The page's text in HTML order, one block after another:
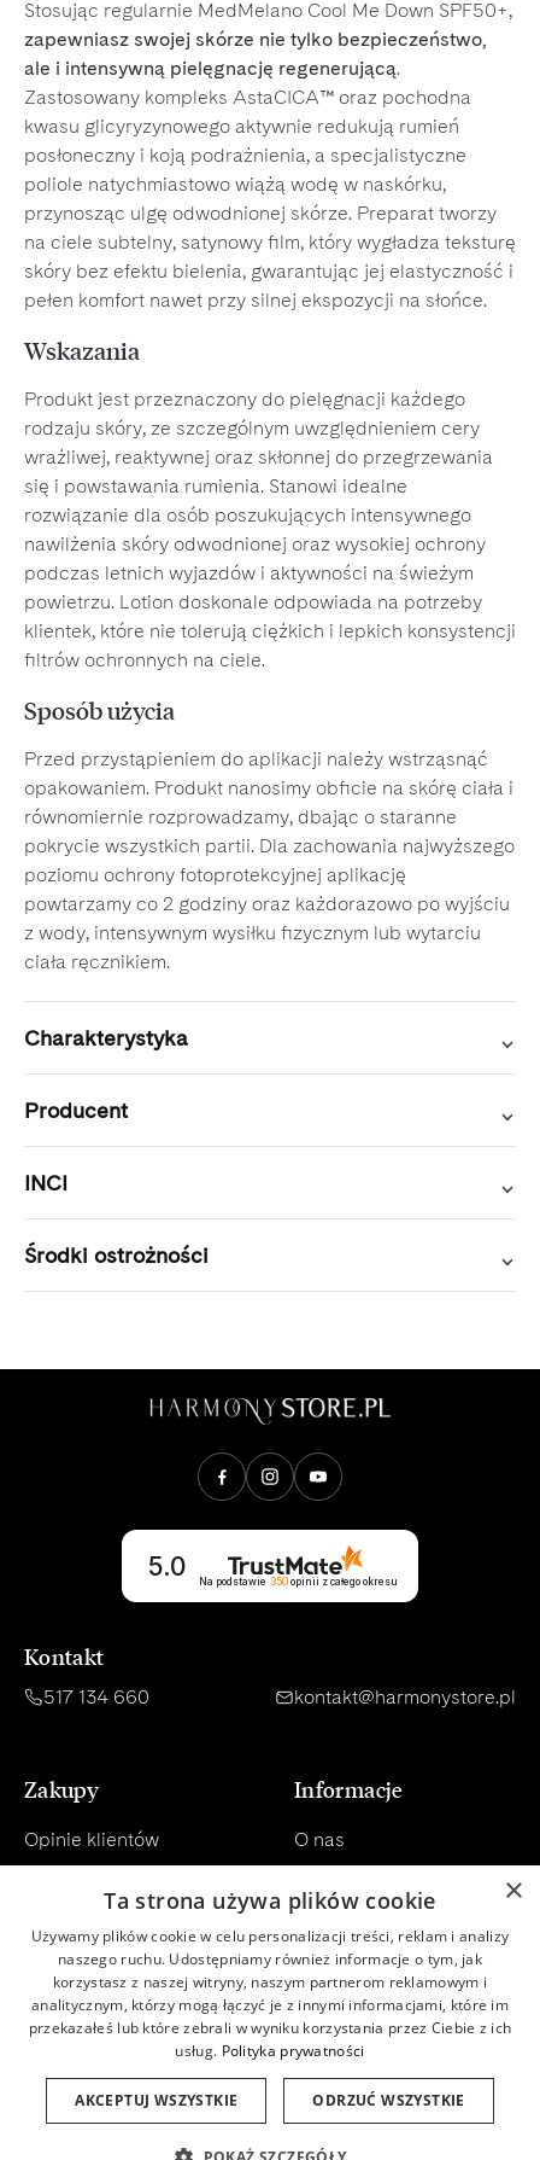
Stosując regularnie MedMelano Cool Me Down SPF50+,
zapewniasz swojej skórze nie tylko bezpieczeństwo,
ale i intensywną pielęgnację regenerującą.
Zastosowany kompleks AstaCICA™ oraz pochodna
kwasu glicyryzynowego aktywnie redukują rumień
posłoneczny i koją podrażnienia, a specjalistyczne
poliole natychmiastowo wiążą wodę w naskórku,
przynosząc ulgę odwodnionej skórze. Preparat tworzy
na ciele subtelny, satynowy film, który wygładza teksturę
skóry bez efektu bielenia, gwarantując jej elastyczność i
pełen komfort nawet przy silnej ekspozycji na słońce.
Wskazania
Produkt jest przeznaczony do pielęgnacji każdego
rodzaju skóry, ze szczególnym uwzględnieniem cery
wrażliwej, reaktywnej oraz skłonnej do przegrzewania
się i powstawania rumienia. Stanowi idealne
rozwiązanie dla osób poszukujących intensywnego
nawilżenia skóry odwodnionej oraz wysokiej ochrony
podczas letnich wyjazdów i aktywności na świeżym
powietrzu. Lotion doskonale odpowiada na potrzeby
klientek, które nie tolerują ciężkich i lepkich konsystencji
filtrów ochronnych na ciele.
Sposób użycia
Przed przystąpieniem do aplikacji należy wstrząsnąć
opakowaniem. Produkt nanosimy obficie na skórę ciała i
równomiernie rozprowadzamy, dbając o staranne
pokrycie wszystkich partii. Dla zachowania najwyższego
poziomu ochrony fotoprotekcyjnej aplikację
powtarzamy co 2 godziny oraz każdorazowo po wyjściu
z wody, intensywnym wysiłku fizycznym lub wytarciu
ciała ręcznikiem.
Charakterystyka
Producent
INCI
Środki ostrożności
Opinie klientów
5.0
Na podstawie 350 opinii z całego okresu
Kontakt
517 134 660 kontakt@harmonystore.pl
Zakupy
Opinie klientów
Konsultacja
Dostawa
Płatności
Zwroty
Program lojalnościowy
Informacje
O nas
Regulamin
Polityka prywatności
Newsletter
Baza wiedzy
Baza składników INCI
×
Ta strona używa plików cookie
Używamy plików cookie w celu personalizacji treści, reklam i analizy
naszego ruchu. Udostępniamy również informacje o tym, jak
korzystasz z naszej witryny, naszym partnerom reklamowym i
analitycznym, którzy mogą łączyć je z innymi informacjami, które im
przekazałeś lub które zebrali w wyniku korzystania przez Ciebie z ich
usług. Polityka prywatności
AKCEPTUJ WSZYSTKIE ODRZUĆ WSZYSTKIE